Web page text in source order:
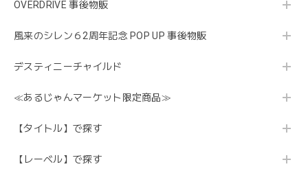
OVERDRIVE 事後物販
風来のシレン６2周年記念 POP UP 事後物販
デスティニーチャイルド
≪あるじゃんマーケット限定商品≫
【タイトル】で探す
【レーベル】で探す